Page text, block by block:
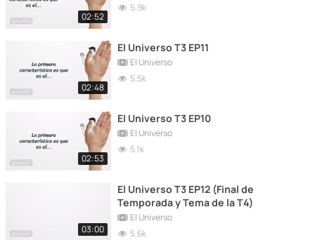
02:52
5,9k
02:48
El Universo T3 EP11
El Universo
5,5k
02:53
El Universo T3 EP10
El Universo
5,1k
03:00
El Universo T3 EP12 (Final de
Temporada y Tema de la T4)
El Universo
5,6k